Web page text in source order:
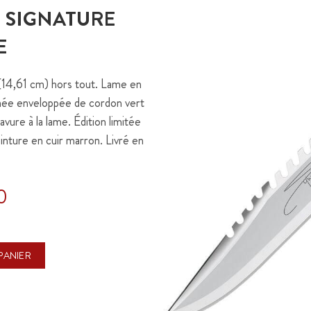
cm) hors tout. Lame en
enveloppée de cordon vert
à la lame. Édition limitée
en cuir marron. Livré en